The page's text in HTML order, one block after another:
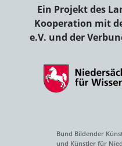
Ein Projekt des
Kooperation mit
e.V. und der
Bund Bildender
und Künstler für